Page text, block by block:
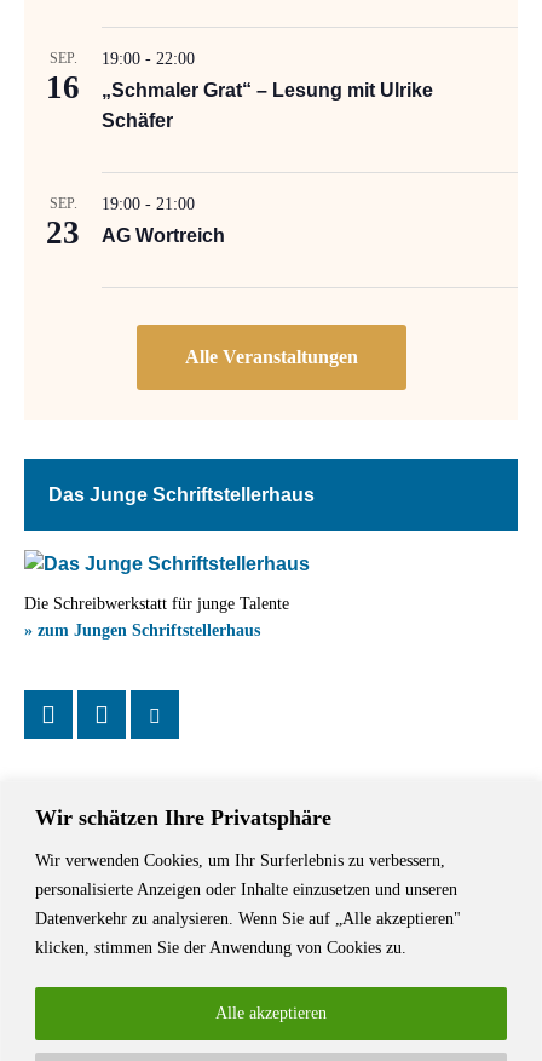
Wir schätzen Ihre Privatsphäre
Wir verwenden Cookies, um Ihr Surferlebnis zu verbessern,
personalisierte Anzeigen oder Inhalte einzusetzen und unseren
Datenverkehr zu analysieren. Wenn Sie auf „Alle akzeptieren"
klicken, stimmen Sie der Anwendung von Cookies zu.
Alle akzeptieren
SEP.
16
19:00 - 22:00
„Schmaler Grat“ – Lesung mit Ulrike
Schäfer
SEP.
23
19:00 - 21:00
AG Wortreich
Das Junge Schriftstellerhaus
Die Schreibwerkstatt für junge Talente
» zum Jungen Schriftstellerhaus
Das Schriftstellerhaus ist ein beliebter Treffpunkt für Autorinnen und
Autoren aus Stuttgart und der Region sowie ein Veranstaltungsort für
Lesungen, Tagungen und Schreibwerkstätten.